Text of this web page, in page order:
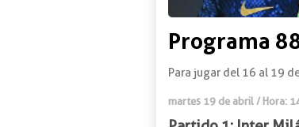
Programa
Para jugar del 16 al 19
martes 19 de abril / Hora: